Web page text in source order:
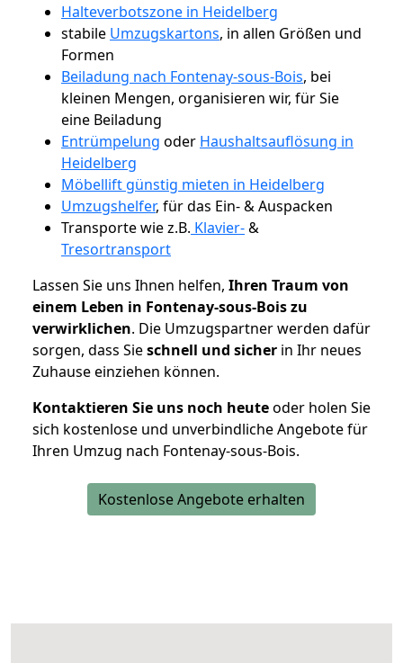
Halteverbotszone in Heidelberg
stabile Umzugskartons, in allen Größen und
Formen
Beiladung nach Fontenay-sous-Bois, bei
kleinen Mengen, organisieren wir, für Sie
eine Beiladung
Entrümpelung oder Haushaltsauflösung in
Heidelberg
Möbellift günstig mieten in Heidelberg
Umzugshelfer, für das Ein- & Auspacken
Transporte wie z.B. Klavier-&
Tresortransport
Lassen Sie uns Ihnen helfen, Ihren Traum von
einem Leben in Fontenay-sous-Bois zu
verwirklichen. Die Umzugspartner werden dafür
sorgen, dass Sieschnell und sicher in Ihr neues
Zuhause einziehen können.
Kontaktieren Sie uns noch heuteoder holen Sie
sich kostenlose und unverbindliche Angebote für
Ihren Umzug nach Fontenay-sous-Bois.
Kostenlose Angebote erhalten